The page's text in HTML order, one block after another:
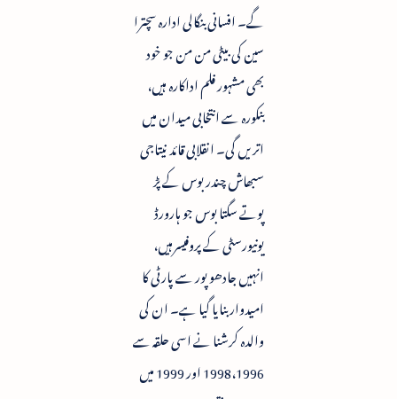
گے۔ افسانی بنگالی ادارہ سچترا
سین کی بیٹی من من جو خود
بھی مشہور فلم اداکارہ ہیں،
بنکورہ سے انتخابی میدان میں
اتریں گی۔ انقلابی قائد نیتاجی
سبھاش چندر بوس کے پڑ
پوتے سگتا بوس جو ہارورڈ
یونیورسٹی کے پروفیسرہیں،
انہیں جادھو پور سے پارٹی کا
امیدوار بنایا گیا ہے۔ ان کی
والدہ کرشنا نے اسی حلقہ سے
1998،1996 اور 1999 میں